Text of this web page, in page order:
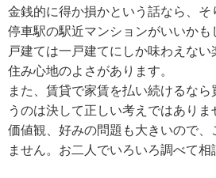
金銭的に得か損かという話なら、
停車駅の駅近マンションがいいか
戸建ては一戸建てにしか味わえない
住み心地のよさがあります。
また、賃貸で家賃を払い続けるな
うのは決して正しい考えではありま
価値観、好みの問題も大きいので
ません。お二人でいろいろ調べて相